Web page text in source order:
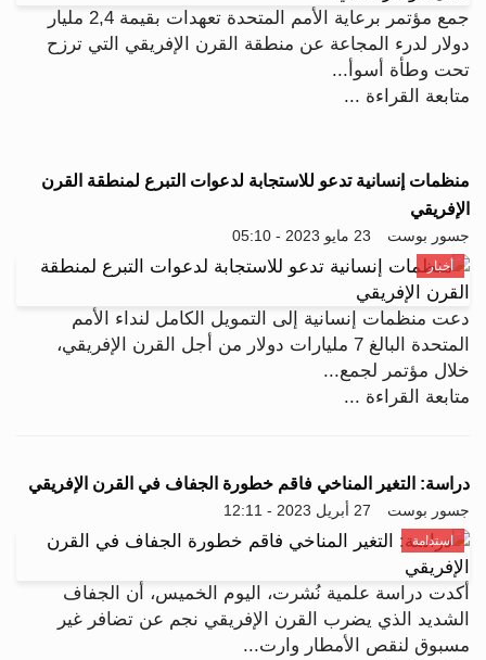
جمع مؤتمر برعاية الأمم المتحدة تعهدات بقيمة 2,4 مليار
دولار لدرء المجاعة عن منطقة القرن الإفريقي التي ترزح
تحت وطأة أسوأ...
متابعة القراءة ...
منظمات إنسانية تدعو للاستجابة لدعوات التبرع لمنطقة القرن
الإفريقي
جسور بوست 23 مايو 2023 - 05:10
أخبار
دعت منظمات إنسانية إلى التمويل الكامل لنداء الأمم
المتحدة البالغ 7 مليارات دولار من أجل القرن الإفريقي،
خلال مؤتمر لجمع...
متابعة القراءة ...
دراسة: التغير المناخي فاقم خطورة الجفاف في القرن الإفريقي
جسور بوست 27 أبريل 2023 - 12:11
استدامة
أكدت دراسة علمية نُشرت، اليوم الخميس، أن الجفاف
الشديد الذي يضرب القرن الإفريقي نجم عن تضافر غير
مسبوق لنقص الأمطار وارت...